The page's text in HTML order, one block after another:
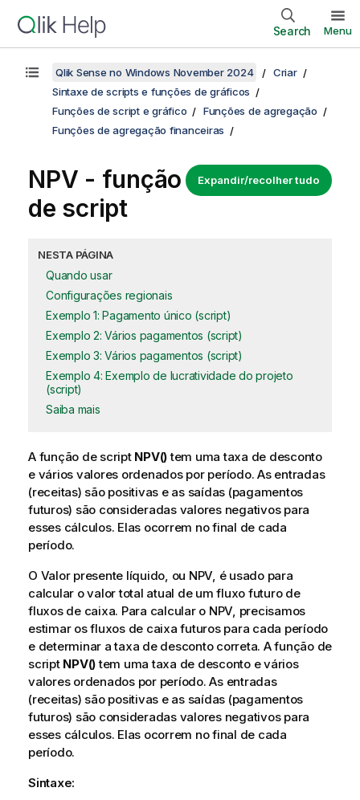
Search Menu
Qlik Sense no Windows November 2024
Criar
Sintaxe de scripts e funções de gráficos
Funções de script e gráfico
Funções de agregação
Funções de agregação financeiras
Expandir/recolher tudo
NPV - função
de script
NESTA PÁGINA
Quando usar
Configurações regionais
Exemplo 1: Pagamento único (script)
Exemplo 2: Vários pagamentos (script)
Exemplo 3: Vários pagamentos (script)
Exemplo 4: Exemplo de lucratividade do projeto
(script)
Saiba mais
A função de script NPV()tem uma taxa de desconto
e vários valores ordenados por período. As entradas
(receitas) são positivas e as saídas (pagamentos
futuros) são consideradas valores negativos para
esses cálculos. Elas ocorrem no final de cada
período.
O Valor presente líquido, ou NPV, é usado para
calcular o valor total atual de um fluxo futuro de
fluxos de caixa. Para calcular o NPV, precisamos
estimar os fluxos de caixa futuros para cada período
e determinar a taxa de desconto correta. A função de
script NPV()tem uma taxa de desconto e vários
valores ordenados por período. As entradas
(receitas) são positivas e as saídas (pagamentos
futuros) são consideradas valores negativos para
esses cálculos. Elas ocorrem no final de cada
período.
Sintaxe: